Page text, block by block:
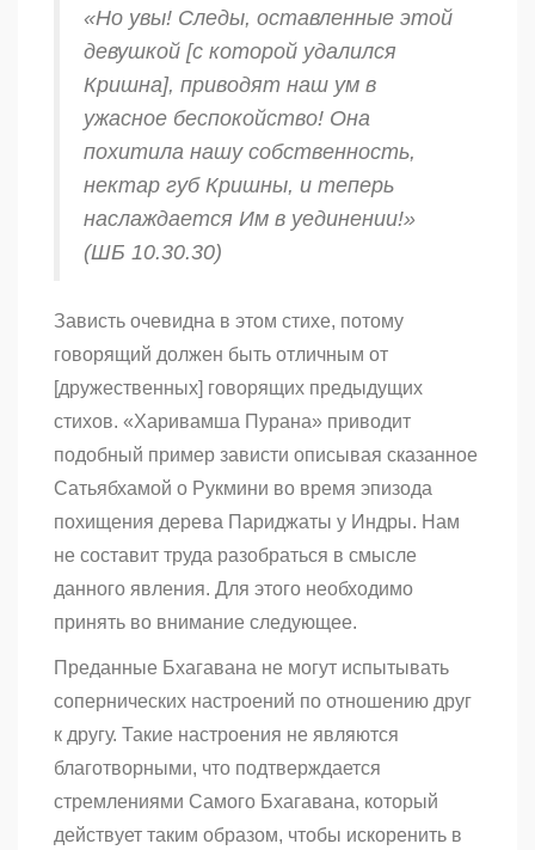
«Но увы! Следы, оставленные этой
девушкой [с которой удалился
Кришна], приводят наш ум в
ужасное беспокойство! Она
похитила нашу собственность,
нектар губ Кришны, и теперь
наслаждается Им в уединении!»
(ШБ 10.30.30)
Зависть очевидна в этом стихе, потому
говорящий должен быть отличным от
[дружественных] говорящих предыдущих
стихов. «Харивамша Пурана» приводит
подобный пример зависти описывая сказанное
Сатьябхамой о Рукмини во время эпизода
похищения дерева Париджаты у Индры. Нам
не составит труда разобраться в смысле
данного явления. Для этого необходимо
принять во внимание следующее.
Преданные Бхагавана не могут испытывать
сопернических настроений по отношению друг
к другу. Такие настроения не являются
благотворными, что подтверждается
стремлениями Самого Бхагавана, который
действует таким образом, чтобы искоренить в